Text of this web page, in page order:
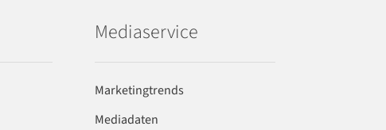
Mediaservice
Marketingtrends
Mediadaten